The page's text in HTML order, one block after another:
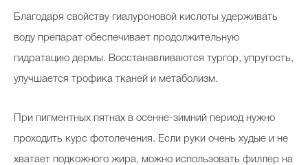
Благодаря свойству гиалуроновой кислоты удерживать
воду препарат обеспечивает продолжительную
гидратацию дермы. Восстанавливаются тургор, упругость,
улучшается трофика тканей и метаболизм.
При пигментных пятнах в осенне-зимний период нужно
проходить курс фотолечения. Если руки очень худые и не
хватает подкожного жира, можно использовать филлер на